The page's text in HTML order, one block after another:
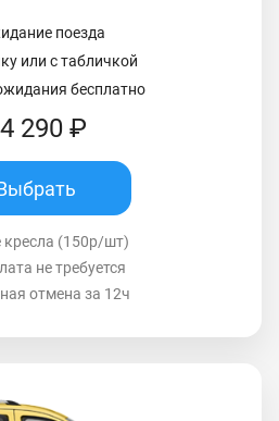
поезда
или с табличкой
бесплатно
290 ₽
кресла (150р/шт)
не требуется
отмена за 12ч